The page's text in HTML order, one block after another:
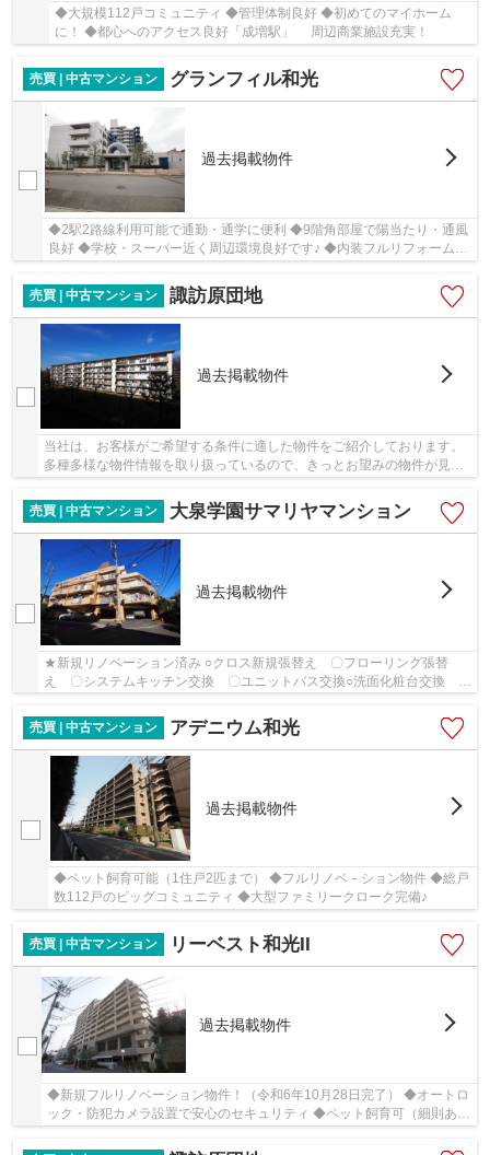
◆大規模112戸コミュニティ ◆管理体制良好 ◆初めてのマイホーム
に！ ◆都心へのアクセス良好「成増駅」 周辺商業施設充実！
売買 | 中古マンション グランフィル和光
過去掲載物件
◆2駅2路線利用可能で通勤・通学に便利 ◆9階角部屋で陽当たり・通風
良好 ◆学校・スーパー近く周辺環境良好です♪ ◆内装フルリフォーム
（令和7年2月完了）
売買 | 中古マンション
諏訪原団地
過去掲載物件
当社は、お客様がご希望する条件に適した物件をご紹介しております。
多種多様な物件情報を取り扱っているので、きっとお望みの物件が見つ
かるでしょう。ご連絡はメール又はお電話にて...
売買 | 中古マンション
大泉学園サマリヤマンション
過去掲載物件
★新規リノベーション済み ○クロス新規張替え 〇フローリング張替
え 〇システムキッチン交換 〇ユニットバス交換○洗面化粧台交換 〇
売買 | 中古マンション
アデニウム和光
過去掲載物件
◆ペット飼育可能（1住戸2匹まで） ◆フルリノベ－ション物件 ◆総戸
数112戸のビッグコミュニティ ◆大型ファミリークローク完備♪
売買 | 中古マンション リーベスト和光II
過去掲載物件
◆新規フルリノベーション物件！（令和6年10月28日完了） ◆オートロ
ック・防犯カメラ設置で安心のセキュリティ ◆ペット飼育可（細則あ